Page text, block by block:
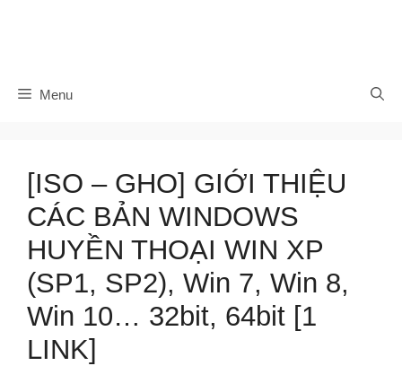
Menu
[ISO – GHO] GIỚI THIỆU
CÁC BẢN WINDOWS
HUYỀN THOẠI WIN XP
(SP1, SP2), Win 7, Win 8,
Win 10… 32bit, 64bit [1
LINK]